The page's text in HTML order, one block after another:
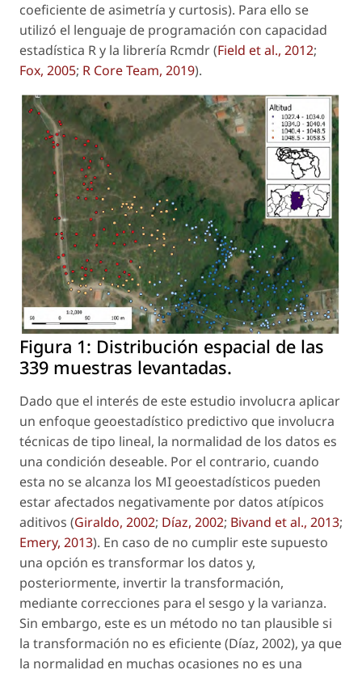
coeficiente de asimetría y curtosis). Para ello se
utilizó el lenguaje de programación con capacidad
estadística R y la librería Rcmdr (Field et al., 2012;
Fox, 2005; R Core Team, 2019).
Figura 1: Distribución espacial de las
339 muestras levantadas.
Dado que el interés de este estudio involucra aplicar
un enfoque geoestadístico predictivo que involucra
técnicas de tipo lineal, la normalidad de los datos es
una condición deseable. Por el contrario, cuando
esta no se alcanza los MI geoestadísticos pueden
estar afectados negativamente por datos atípicos
aditivos (Giraldo, 2002; Díaz, 2002; Bivand et al., 2013;
Emery, 2013). En caso de no cumplir este supuesto
una opción es transformar los datos y,
posteriormente, invertir la transformación,
mediante correcciones para el sesgo y la varianza.
Sin embargo, este es un método no tan plausible si
la transformación no es eficiente (Díaz, 2002), ya que
la normalidad en muchas ocasiones no es una